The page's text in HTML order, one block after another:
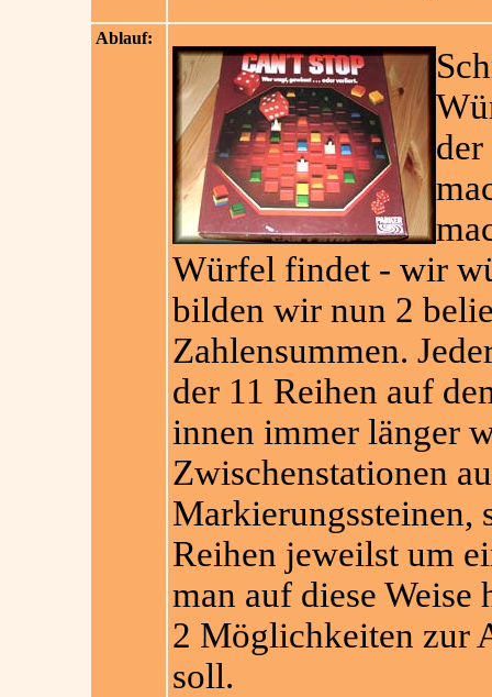
Ablauf:
Würfel findet - wir
bilden wir nun 2
Zahlensummen.
der 11 Reihen auf
innen immer länger
Zwischenstationen
Markierungssteinen,
Reihen jeweilst um
man auf diese
2 Möglichkeiten zur
soll.